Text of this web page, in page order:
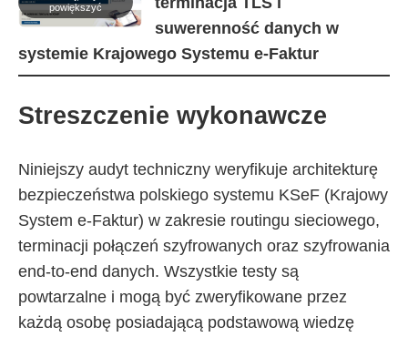
powiększyć
suwerenność danych w
systemie Krajowego Systemu e-Faktur
Streszczenie wykonawcze
Niniejszy audyt techniczny weryfikuje architekturę
bezpieczeństwa polskiego systemu KSeF (Krajowy
System e-Faktur) w zakresie routingu sieciowego,
terminacji połączeń szyfrowanych oraz szyfrowania
end-to-end danych. Wszystkie testy są
powtarzalne i mogą być zweryfikowane przez
każdą osobę posiadającą podstawową wiedzę